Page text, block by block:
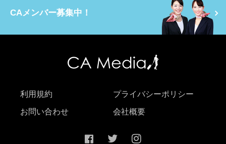
CAメンバー募集中！
利用規約 プライバシーポリシー
お問い合わせ 会社概要